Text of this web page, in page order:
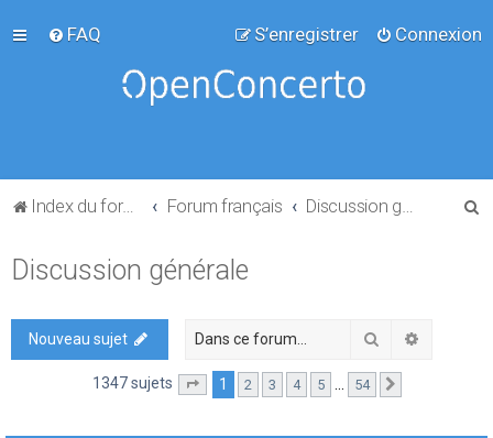
FAQ Connexion
S’enregistrer
Index du forum Forum français
Discussion générale
Nouveau sujet Rechercher
1347 sujets Page sur54
1 2 3 4 5 … 54